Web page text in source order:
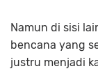
Namun di sisi
bencana yang
justru menjadi